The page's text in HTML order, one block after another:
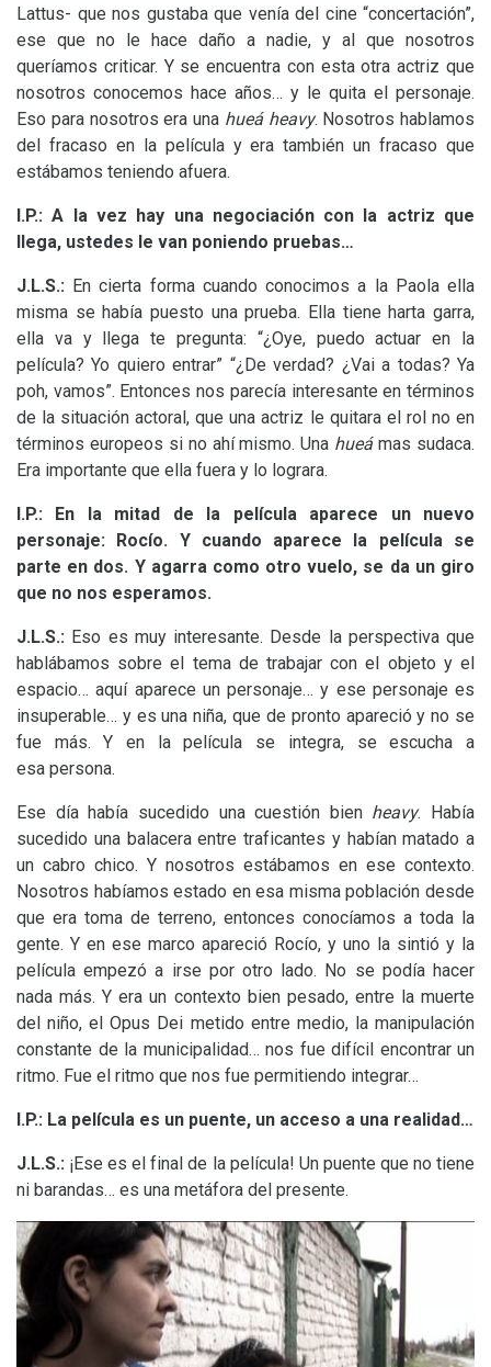
Lattus- que nos gustaba que venía del cine “concertación”,
ese que no le hace daño a nadie, y al que nosotros
queríamos criticar. Y se encuentra con esta otra actriz que
nosotros conocemos hace años… y le quita el personaje.
Eso para nosotros era una hueá heavy. Nosotros hablamos
del fracaso en la película y era también un fracaso que
estábamos teniendo afuera.
I.P.: A la vez hay una negociación con la actriz que
llega, ustedes le van poniendo pruebas…
J.L.S.: En cierta forma cuando conocimos a la Paola ella
misma se había puesto una prueba. Ella tiene harta garra,
ella va y llega te pregunta: “¿Oye, puedo actuar en la
película? Yo quiero entrar” “¿De verdad? ¿Vai a todas? Ya
poh, vamos”. Entonces nos parecía interesante en términos
de la situación actoral, que una actriz le quitara el rol no en
términos europeos si no ahí mismo. Una hueámas sudaca.
Era importante que ella fuera y lo lograra.
I.P.: En la mitad de la película aparece un nuevo
personaje: Rocío. Y cuando aparece la película se
parte en dos. Y agarra como otro vuelo, se da un giro
que no nos esperamos.
J.L.S.: Eso es muy interesante. Desde la perspectiva que
hablábamos sobre el tema de trabajar con el objeto y el
espacio… aquí aparece un personaje… y ese personaje es
insuperable… y es una niña, que de pronto apareció y no se
fue más. Y en la película se integra, se escucha a
esa persona.
Ese día había sucedido una cuestión bien heavy. Había
sucedido una balacera entre traficantes y habían matado a
un cabro chico. Y nosotros estábamos en ese contexto.
Nosotros habíamos estado en esa misma población desde
que era toma de terreno, entonces conocíamos a toda la
gente. Y en ese marco apareció Rocío, y uno la sintió y la
película empezó a irse por otro lado. No se podía hacer
nada más. Y era un contexto bien pesado, entre la muerte
del niño, el Opus Dei metido entre medio, la manipulación
constante de la municipalidad… nos fue difícil encontrar un
ritmo. Fue el ritmo que nos fue permitiendo integrar…
I.P.: La película es un puente, un acceso a una realidad…
J.L.S.: ¡Ese es el final de la película! Un puente que no tiene
ni barandas… es una metáfora del presente.